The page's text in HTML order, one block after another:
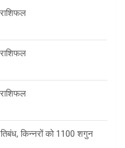
किन्नरों को 1100 शगुन